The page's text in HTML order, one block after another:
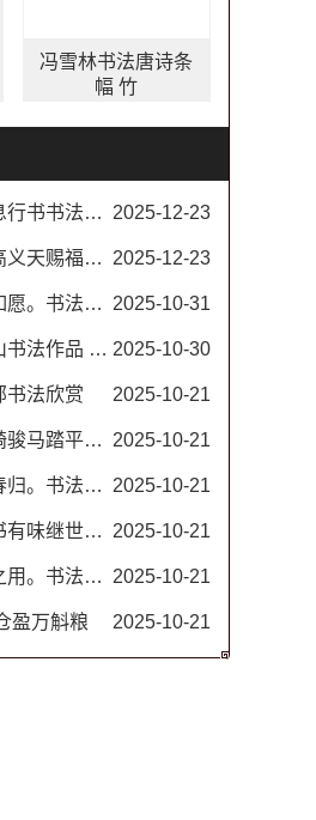
冯雪林书法唐诗条
幅 竹
2025-12-23
健康是存款快乐是利息行书书法对联
2025-12-23
乐观豁达人增寿厚德高义天赐福书法楷书
2025-10-31
无事绊心弦，所念皆如愿。书法图片
2025-10-30
绿水青山就是金山银山书法作品 名家毛笔行书图片
2025-10-21
书法欣赏
2025-10-21
少年应有鸿鹄志，当骑骏马踏平川。励志书法对联
2025-10-21
祥龙携福至，瑞气伴春归。书法春联
2025-10-21
和善无声传家远，诗书有味继世长。隶书书法欣赏 治家格言楹联
2025-10-21
反者道之动，弱者道之用。书法作品 道德经名句
2025-10-21
盈万斛粮